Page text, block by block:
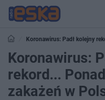
Koronawirus: Padł kolejny
Na Podkarpaciu 1449 przypadków
Koronawirus:
rekord...
zakażeń w